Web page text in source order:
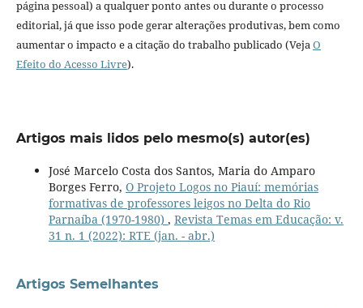
página pessoal) a qualquer ponto antes ou durante o processo
editorial, já que isso pode gerar alterações produtivas, bem como
aumentar o impacto e a citação do trabalho publicado (VejaO
Efeito do Acesso Livre).
Artigos mais lidos pelo mesmo(s) autor(es)
José Marcelo Costa dos Santos, Maria do Amparo
Borges Ferro, O Projeto Logos no Piauí: memórias
formativas de professores leigos no Delta do Rio
Parnaíba (1970-1980) , Revista Temas em Educação: v.
31 n. 1 (2022): RTE (jan. - abr.)
Artigos Semelhantes